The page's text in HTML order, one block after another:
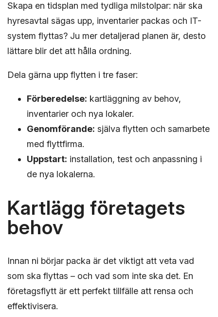
Skapa en tidsplan med tydliga milstolpar: när ska
hyresavtal sägas upp, inventarier packas och IT-
system flyttas? Ju mer detaljerad planen är, desto
lättare blir det att hålla ordning.
Dela gärna upp flytten i tre faser:
Förberedelse: kartläggning av behov,
inventarier och nya lokaler.
Genomförande: själva flytten och samarbete
med flyttfirma.
Uppstart: installation, test och anpassning i
de nya lokalerna.
Kartlägg företagets
behov
Innan ni börjar packa är det viktigt att veta vad
som ska flyttas – och vad som inte ska det. En
företagsflytt är ett perfekt tillfälle att rensa och
effektivisera.